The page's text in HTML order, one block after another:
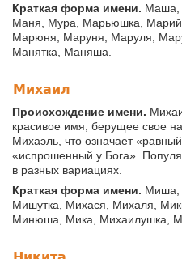
Краткая форма имени. Маша,
Маня, Мура, Марьюшка,
Марюня, Маруня, Маруля,
Манятка, Маняша.
Михаил
Происхождение имени.
красивое имя, берущее свое
Михаэль, что означает
«испрошенный у Бога».
в разных вариациях.
Краткая форма имени. Миша,
Мишутка, Михася, Михаля,
Минюша, Мика, Михаилушка,